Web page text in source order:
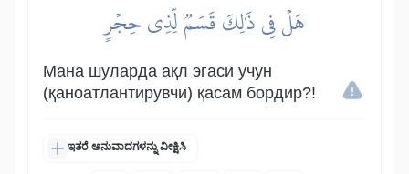
هَلۡ فِي ذَٰلِكَ قَسَمٞ لِّذِي حِجۡرٍ
Мана шуларда ақл эгаси учун
(қаноатлантирувчи) қасам бордир?!
ಇತರೆ ಅನುವಾದಗಳನ್ನು ವೀಕ್ಷಿಸಿ